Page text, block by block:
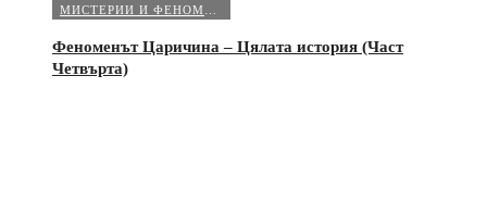
Феноменът Царичина – Цялата история (Част
Четвърта)